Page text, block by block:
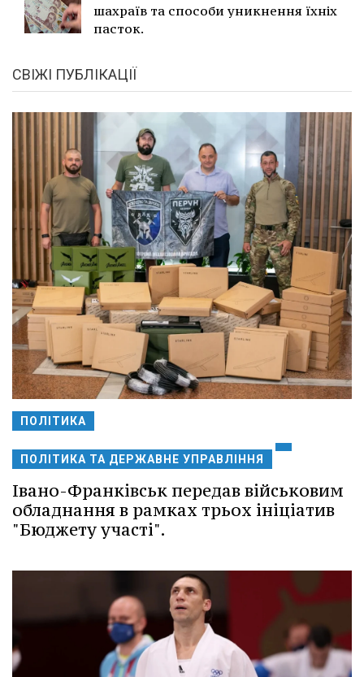
шахраїв та способи уникнення їхніх
пасток.
СВІЖІ ПУБЛІКАЦІЇ
ПОЛІТИКА
ПОЛІТИКА ТА ДЕРЖАВНЕ УПРАВЛІННЯ
Івано-Франківськ передав військовим
обладнання в рамках трьох ініціатив
"Бюджету участі".